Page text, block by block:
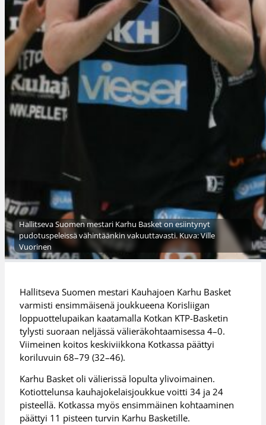
Hallitseva Suomen mestari Karhu Basket on esiintynyt
pudotuspeleissä vähintäänkin vakuuttavasti. Kuva: Ville
Vuorinen
Hallitseva Suomen mestari Kauhajoen Karhu Basket
varmisti ensimmäisenä joukkueena Korisliigan
loppuottelupaikan kaatamalla Kotkan KTP-Basketin
tylysti suoraan neljässä välieräkohtaamisessa 4–0.
Viimeinen koitos keskiviikkona Kotkassa päättyi
koriluvuin 68–79 (32–46).
Karhu Basket oli välierissä lopulta ylivoimainen.
Kotiottelunsa kauhajokelaisjoukkue voitti 34 ja 24
pisteellä. Kotkassa myös ensimmäinen kohtaaminen
päättyi 11 pisteen turvin Karhu Basketille.